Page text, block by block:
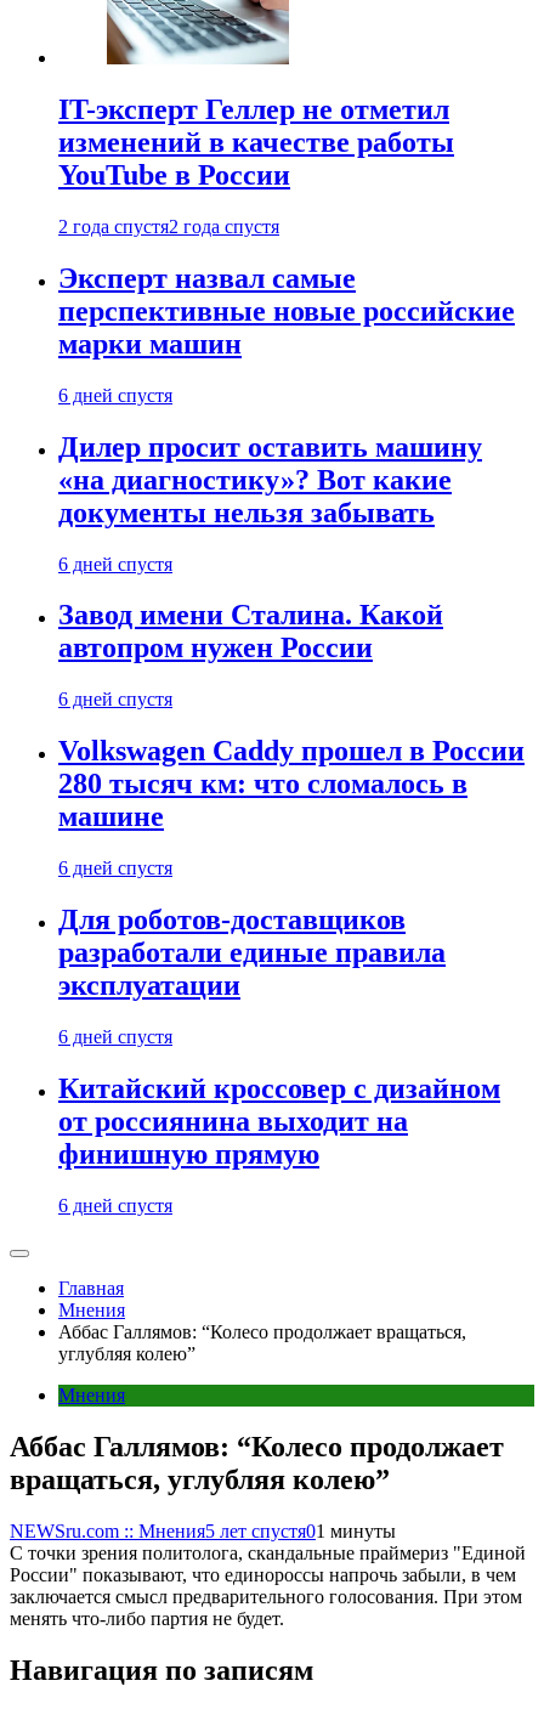
IT-эксперт Геллер не отметил
изменений в качестве работы
YouTube в России
2 года спустя2 года спустя
Эксперт назвал самые
перспективные новые российские
марки машин
6 дней спустя
Дилер просит оставить машину
«на диагностику»? Вот какие
документы нельзя забывать
6 дней спустя
Завод имени Сталина. Какой
автопром нужен России
6 дней спустя
Volkswagen Caddy прошел в России
280 тысяч км: что сломалось в
машине
6 дней спустя
Для роботов-доставщиков
разработали единые правила
эксплуатации
6 дней спустя
Китайский кроссовер с дизайном
от россиянина выходит на
финишную прямую
6 дней спустя
Главная
Мнения
Аббас Галлямов: “Колесо продолжает вращаться,
углубляя колею”
Мнения
Аббас Галлямов: “Колесо продолжает
вращаться, углубляя колею”
NEWSru.com :: Мнения5 лет спустя01 минуты
С точки зрения политолога, скандальные праймериз "Единой
России" показывают, что единороссы напрочь забыли, в чем
заключается смысл предварительного голосования. При этом
менять что-либо партия не будет.
Навигация по записям